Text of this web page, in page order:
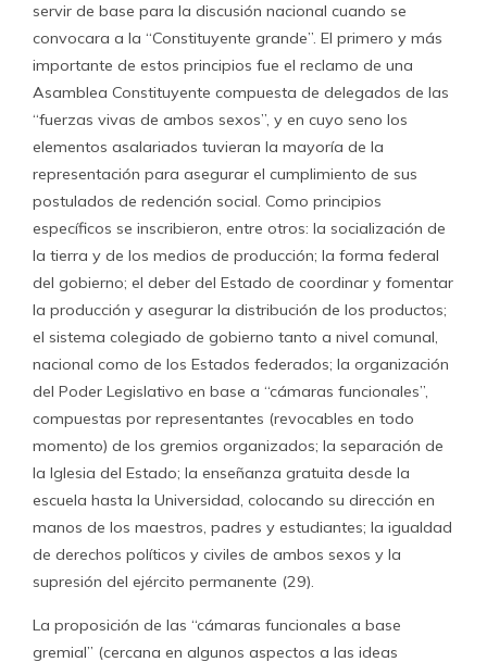
servir de base para la discusión nacional cuando se
convocara a la “Constituyente grande”. El primero y más
importante de estos principios fue el reclamo de una
Asamblea Constituyente compuesta de delegados de las
“fuerzas vivas de ambos sexos”, y en cuyo seno los
elementos asalariados tuvieran la mayoría de la
representación para asegurar el cumplimiento de sus
postulados de redención social. Como principios
específicos se inscribieron, entre otros: la socialización de
la tierra y de los medios de producción; la forma federal
del gobierno; el deber del Estado de coordinar y fomentar
la producción y asegurar la distribución de los productos;
el sistema colegiado de gobierno tanto a nivel comunal,
nacional como de los Estados federados; la organización
del Poder Legislativo en base a “cámaras funcionales”,
compuestas por representantes (revocables en todo
momento) de los gremios organizados; la separación de
la Iglesia del Estado; la enseñanza gratuita desde la
escuela hasta la Universidad, colocando su dirección en
manos de los maestros, padres y estudiantes; la igualdad
de derechos políticos y civiles de ambos sexos y la
supresión del ejército permanente (29).
La proposición de las “cámaras funcionales a base
gremial” (cercana en algunos aspectos a las ideas